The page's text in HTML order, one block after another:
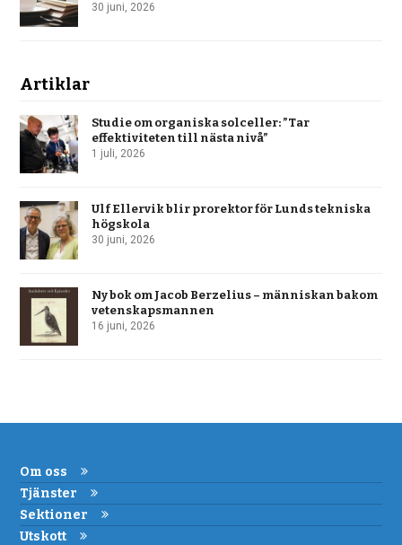
30 juni, 2026
Artiklar
Studie om organiska solceller: ”Tar
effektiviteten till nästa nivå”
1 juli, 2026
Ulf Ellervik blir prorektor för Lunds tekniska
högskola
30 juni, 2026
Ny bok om Jacob Berzelius – människan bakom
vetenskapsmannen
16 juni, 2026
Om oss
Tjänster
Sektioner
Utskott